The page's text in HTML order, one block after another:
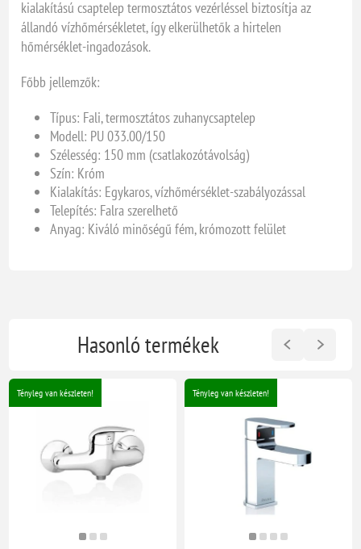
kialakítású csaptelep termosztátos vezérléssel biztosítja az
állandó vízhőmérsékletet, így elkerülhetők a hirtelen
hőmérséklet-ingadozások.
Főbb jellemzők:
Típus: Fali, termosztátos zuhanycsaptelep
Modell: PU 033.00/150
Szélesség: 150 mm (csatlakozótávolság)
Szín: Króm
Kialakítás: Egykaros, vízhőmérséklet-szabályozással
Telepítés: Falra szerelhető
Anyag: Kiváló minőségű fém, krómozott felület
Hasonló termékek
Tényleg van készleten! Tényleg van készleten!